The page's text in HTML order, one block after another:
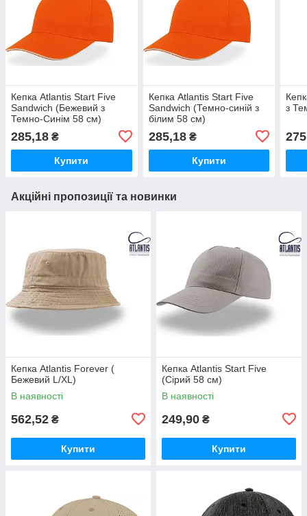
Кепка Atlantis Start Five
Sandwich (Бежевий з
Темно-Синім 58 см)
285,18 ₴
Купити
Кепка Atlantis Start Five
Sandwich (Темно-синій з
білим 58 см)
285,18₴
Купити
з
Акційні пропозиції та новинки
Кепка Atlantis Forever (
Бежевий L/XL)
В наявності
562,52 ₴
Купити
Кепка Atlantis Start Five
(Сірий 58 см)
В наявності
249,90 ₴
Купити